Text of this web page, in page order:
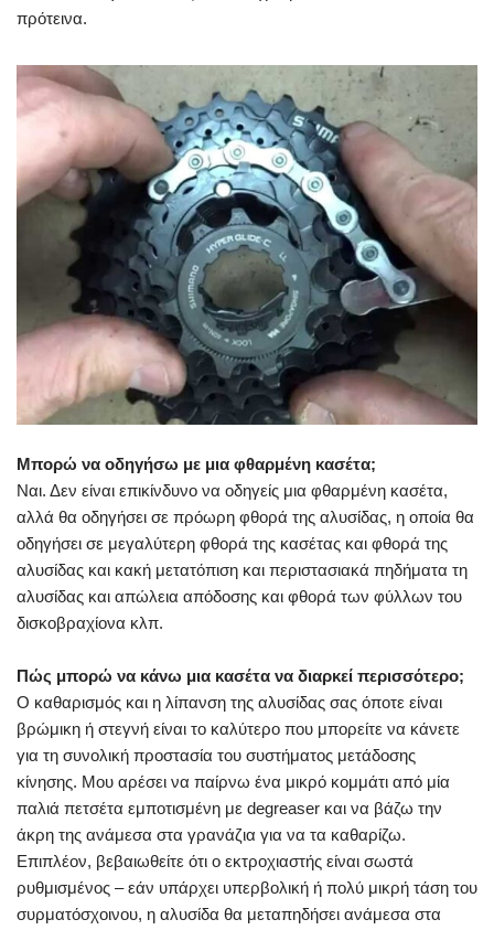
πρότεινα.
Μπορώ να οδηγήσω με μια φθαρμένη κασέτα;
Ναι. Δεν είναι επικίνδυνο να οδηγείς μια φθαρμένη κασέτα,
αλλά θα οδηγήσει σε πρόωρη φθορά της αλυσίδας, η οποία θα
οδηγήσει σε μεγαλύτερη φθορά της κασέτας και φθορά της
αλυσίδας και κακή μετατόπιση και περιστασιακά πηδήματα τη
αλυσίδας και απώλεια απόδοσης και φθορά των φύλλων του
δισκοβραχίονα κλπ.
Πώς μπορώ να κάνω μια κασέτα να διαρκεί περισσότερο;
Ο καθαρισμός και η λίπανση της αλυσίδας σας όποτε είναι
βρώμικη ή στεγνή είναι το καλύτερο που μπορείτε να κάνετε
για τη συνολική προστασία του συστήματος μετάδοσης
κίνησης. Μου αρέσει να παίρνω ένα μικρό κομμάτι από μία
παλιά πετσέτα εμποτισμένη με degreaser και να βάζω την
άκρη της ανάμεσα στα γρανάζια για να τα καθαρίζω.
Επιπλέον, βεβαιωθείτε ότι ο εκτροχιαστής είναι σωστά
ρυθμισμένος – εάν υπάρχει υπερβολική ή πολύ μικρή τάση του
συρματόσχοινου, η αλυσίδα θα μεταπηδήσει ανάμεσα στα